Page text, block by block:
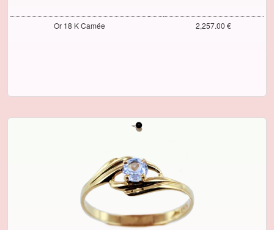
Or 18 K Camée 2,257.00 €